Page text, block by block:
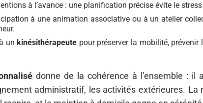
à l’avance : une planification précise évite le
à une animation associative ou à un atelier
unkinésithérapeute pour préserver la mobilité, prévenir
donne de la cohérence à l’ensemble : il
administratif, les activités extérieures. La